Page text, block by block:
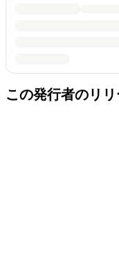
この発行者のリリ